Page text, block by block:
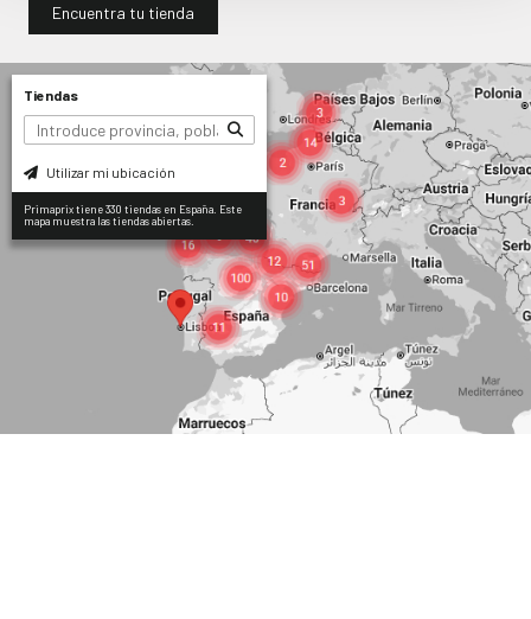
Encuentra tu tienda
Tiendas
Utilizar mi ubicación
Primaprix tiene 330 tiendas en España. Este
mapa muestra las tiendas abiertas.